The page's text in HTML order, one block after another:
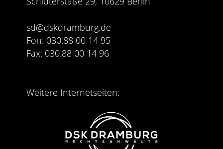
sd@dskdramburg.de
Fon: 030.88 00 14 95
Fax: 030.88 00 14 96
Weitere Internetseiten: